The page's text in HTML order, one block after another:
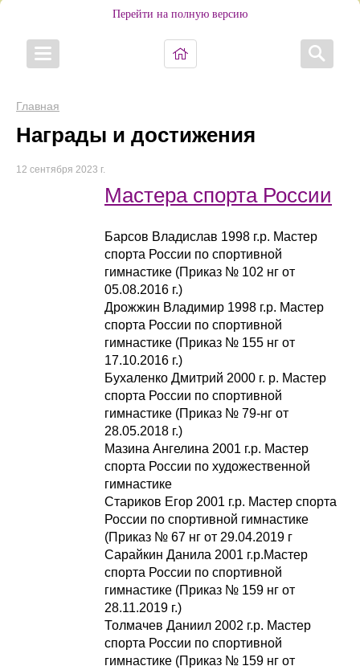
Перейти на полную версию
Главная
Награды и достижения
12 сентября 2023 г.
Мастера спорта России
Барсов Владислав 1998 г.р. Мастер
спорта России по спортивной
гимнастике (Приказ № 102 нг от
05.08.2016 г.)
Дрожжин Владимир 1998 г.р. Мастер
спорта России по спортивной
гимнастике (Приказ № 155 нг от
17.10.2016 г.)
Бухаленко Дмитрий 2000 г. р. Мастер
спорта России по спортивной
гимнастике (Приказ № 79-нг от
28.05.2018 г.)
Мазина Ангелина 2001 г.р. Мастер
спорта России по художественной
гимнастике
Стариков Егор 2001 г.р. Мастер спорта
России по спортивной гимнастике
(Приказ № 67 нг от 29.04.2019 г
Сарайкин Данила 2001 г.р.Мастер
спорта России по спортивной
гимнастике (Приказ № 159 нг от
28.11.2019 г.)
Толмачев Даниил 2002 г.р. Мастер
спорта России по спортивной
гимнастике (Приказ № 159 нг от